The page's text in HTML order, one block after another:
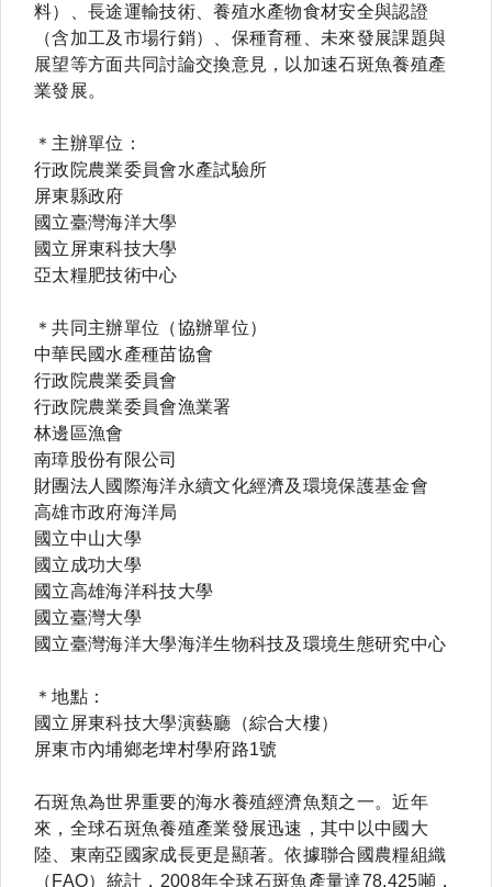
料）、長途運輸技術、養殖水產物食材安全與認證
（含加工及市場行銷）、保種育種、未來發展課題與
展望等方面共同討論交換意見，以加速石斑魚養殖產
業發展。
＊主辦單位：
行政院農業委員會水產試驗所
屏東縣政府
國立臺灣海洋大學
國立屏東科技大學
亞太糧肥技術中心
＊共同主辦單位（協辦單位）
中華民國水產種苗協會
行政院農業委員會
行政院農業委員會漁業署
林邊區漁會
南璋股份有限公司
財團法人國際海洋永續文化經濟及環境保護基金會
高雄市政府海洋局
國立中山大學
國立成功大學
國立高雄海洋科技大學
國立臺灣大學
國立臺灣海洋大學海洋生物科技及環境生態研究中心
＊地點：
國立屏東科技大學演藝廳（綜合大樓）
屏東市內埔鄉老埤村學府路1號
石斑魚為世界重要的海水養殖經濟魚類之一。近年
來，全球石斑魚養殖產業發展迅速，其中以中國大
陸、東南亞國家成長更是顯著。依據聯合國農糧組織
（FAO）統計，2008年全球石斑魚產量達78,425噸，